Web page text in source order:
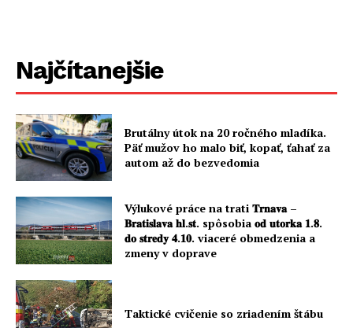
Najčítanejšie
Brutálny útok na 20 ročného mladíka.
Päť mužov ho malo biť, kopať, ťahať za
autom až do bezvedomia
Výlukové práce na trati 𝐓𝐫𝐧𝐚𝐯𝐚 –
𝐁𝐫𝐚𝐭𝐢𝐬𝐥𝐚𝐯𝐚 𝐡𝐥.𝐬𝐭. spôsobia 𝐨𝐝 𝐮𝐭𝐨𝐫𝐤𝐚 𝟏.𝟖.
𝐝𝐨 𝐬𝐭𝐫𝐞𝐝𝐲 𝟒.𝟏𝟎. viaceré obmedzenia a
zmeny v doprave
Taktické cvičenie so zriadením štábu